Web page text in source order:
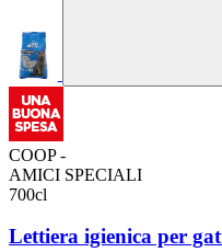
COOP -
AMICI SPECIALI
700cl
Lettiera igienica per